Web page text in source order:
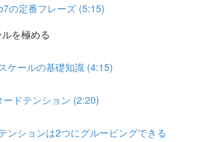
の定番フレーズ (5:15)
を極める
ケールの基礎知識 (4:15)
ードテンション (2:20)
ンションは2つにグルーピングできる